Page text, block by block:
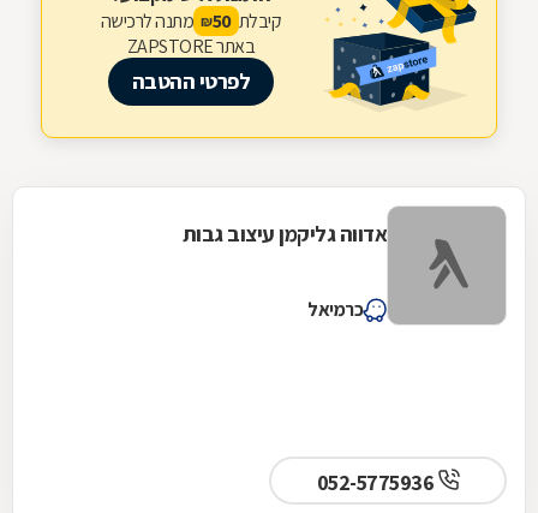
קיבלת 50
₪ מתנה לרכישה
באתר ZAPSTORE
לפרטי ההטבה
אדווה גליקמן עיצוב גבות
כרמיאל